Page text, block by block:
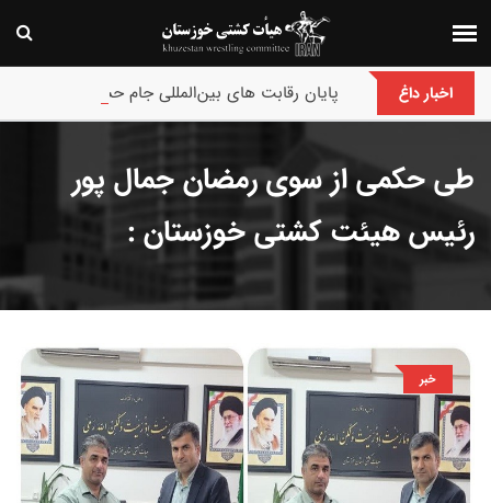
اخبار داغ پایان رقابت های بین‌المللی جام حسن گمیجی و
طی حکمی از سوی رمضان جمال پور
رئیس هیئت کشتی خوزستان :
خبر